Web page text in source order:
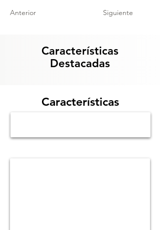
Anterior Siguiente
Características
Destacadas
Características